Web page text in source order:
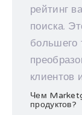
рейтинг
поиска.
большего
клиентов
Чем
продуктов?